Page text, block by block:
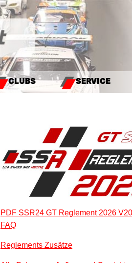
CLUBS SERVICE
PDF SSR24 GT Reglement 2026
FAQ
Reglements Zusätze